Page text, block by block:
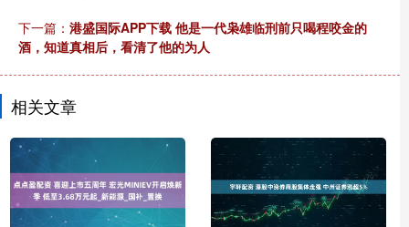
下一篇： 港盛国际APP下载 他是一代枭雄临刑前只喝程咬金的
酒，知道真相后，看清了他的为人
相关文章